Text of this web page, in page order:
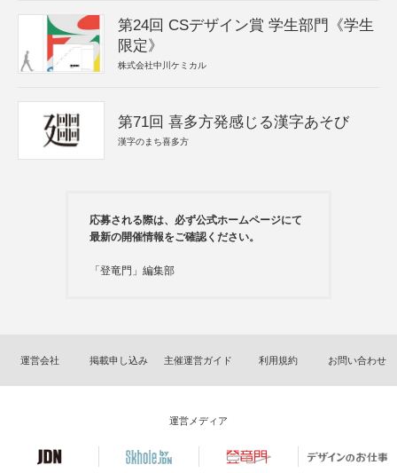
第24回 CSデザイン賞 学生部門《学生
限定》
株式会社中川ケミカル
第71回 喜多方発感じる漢字あそび
漢字のまち喜多方
応募される際は、必ず公式ホームページにて
最新の開催情報をご確認ください。
「登竜門」編集部
運営会社 掲載申し込み 主催運営ガイド 利用規約 お問い合わせ
運営メディア